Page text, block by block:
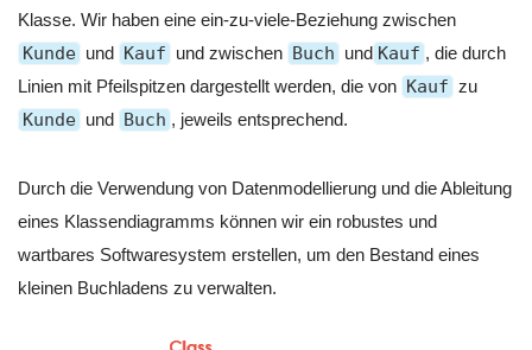
Klasse. Wir haben eine ein-zu-viele-Beziehung zwischen
Kunde und Kauf und zwischen Buch und Kauf , die durch
Linien mit Pfeilspitzen dargestellt werden, die von Kauf zu
Kunde und Buch , jeweils entsprechend.
Durch die Verwendung von Datenmodellierung und die Ableitung
eines Klassendiagramms können wir ein robustes und
wartbares Softwaresystem erstellen, um den Bestand eines
kleinen Buchladens zu verwalten.